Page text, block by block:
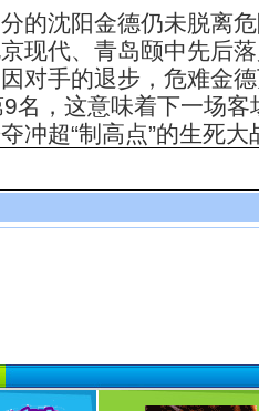
沈阳金德仍未脱离危
现代、青岛颐中先后
因对手的退步，危难金
名，这意味着下一场
冲超“制高点”的生死大